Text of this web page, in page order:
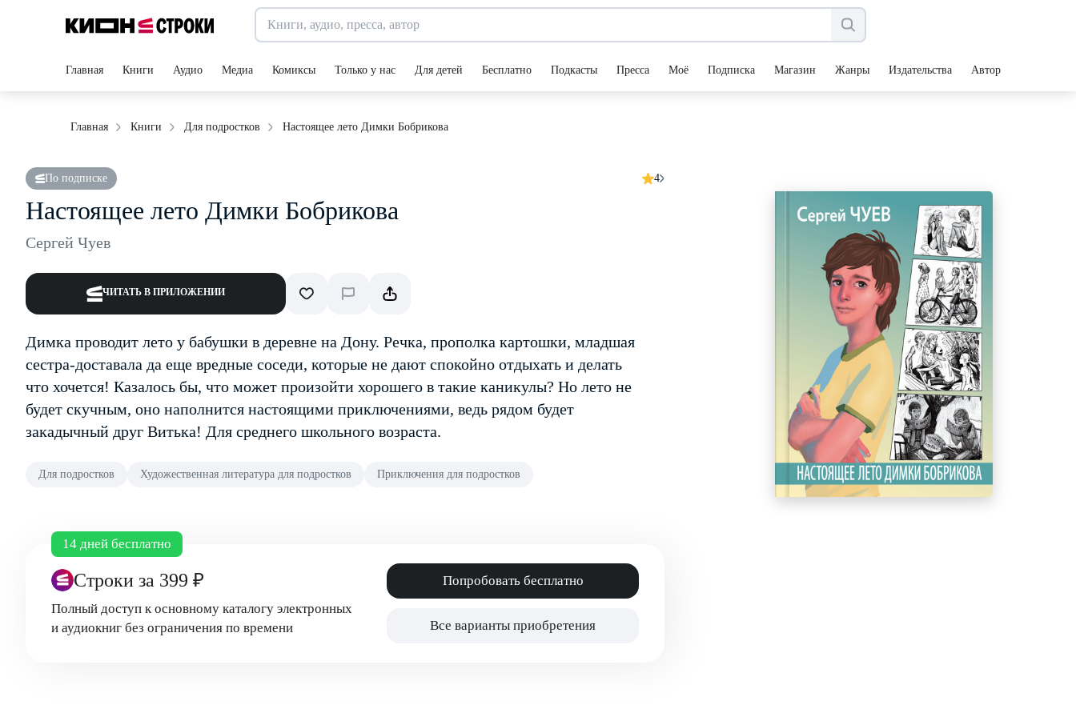
Главная Книги Аудио Медиа Комиксы Только у нас Для детей Бесплатно Подкасты Пресса Моё Подписка Магазин Жанры Издательства Авторы
Главная Книги Для подростков Настоящее лето Димки Бобрикова
По подписке 4
Настоящее лето Димки Бобрикова
Сергей Чуев
ЧИТАТЬ В ПРИЛОЖЕНИИ
Димка проводит лето у бабушки в деревне на Дону. Речка, прополка картошки, младшая
сестра-доставала да еще вредные соседи, которые не дают спокойно отдыхать и делать
что хочется! Казалось бы, что может произойти хорошего в такие каникулы? Но лето не
будет скучным, оно наполнится настоящими приключениями, ведь рядом будет
закадычный друг Витька! Для среднего школьного возраста.
Для подростков Художественная литература для подростков Приключения для подростков
14 дней бесплатно
Строки за 399 ₽
Полный доступ к основному каталогу электронных
и аудиокниг без ограничения по времени
Попробовать бесплатно
Все варианты приобретения